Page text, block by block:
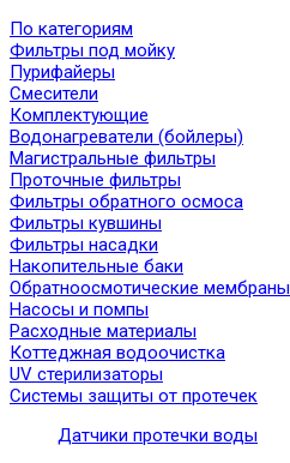
По категориям
Фильтры под мойку
Пурифайеры
Смесители
Комплектующие
Водонагреватели (бойлеры)
Магистральные фильтры
Проточные фильтры
Фильтры обратного осмоса
Фильтры кувшины
Фильтры насадки
Накопительные баки
Обратноосмотические мембраны
Насосы и помпы
Расходные материалы
Коттеджная водоочистка
UV стерилизаторы
Системы защиты от протечек
Датчики протечки воды